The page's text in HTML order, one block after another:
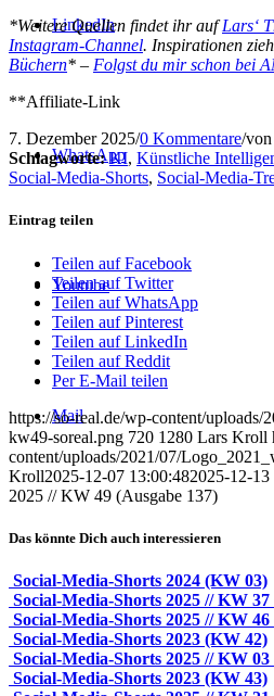
LinkedIn
WhatsApp
Youtube
Mail
*Weitere Quellen findet ihr aufLars‘
Instagram-Channel. Inspirationen
Büchern* – Folgst du mir schon bei
**Affiliate-Link
7. Dezember 2025/0 Kommentare/von
Schlagworte: KI, Künstliche
Social-Media-Shorts, Social-Media-
Eintrag teilen
Teilen auf Facebook
Teilen auf Twitter
Teilen auf WhatsApp
Teilen auf Pinterest
Teilen auf LinkedIn
Teilen auf Reddit
Per E-Mail teilen
https://so-real.de/wp-content/uploads/
kw49-soreal.png 720 1280 Lars Kroll
content/uploads/2021/07/
Kroll2025-12-07 13:00:482025-12-13
2025 // KW 49 (Ausgabe 137)
Das könnte Dich auch interessieren
Social-Media-Shorts 2024 (KW 03)
Social-Media-Shorts 2025 // KW 37
Social-Media-Shorts 2025 // KW 46
Social-Media-Shorts 2023 (KW 42)
Social-Media-Shorts 2025 // KW 03
Social-Media-Shorts 2023 (KW 43)